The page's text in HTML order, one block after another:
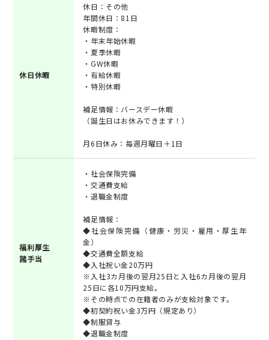
休日休暇
休日：その他
年間休日：81日
休暇制度：
・年末年始休暇
・夏季休暇
・GW休暇
・有給休暇
・特別休暇
補足情報：バースデー休暇
（誕生日はお休みできます！）
月6日休み：毎週月曜日＋1日
福利厚生
諸手当
・社会保険完備
・交通費支給
・退職金制度
補足情報：
◆社会保険完備（健康・労災・雇用・厚生年
金）
◆交通費全額支給
◆入社祝い金20万円
※入社3カ月後の翌月25日と入社6カ月後の翌月
25日に各10万円支給。
※その時点での在籍者のみが支給対象です。
◆初契約祝い金3万円（規定あり）
◆制服貸与
◆退職金制度